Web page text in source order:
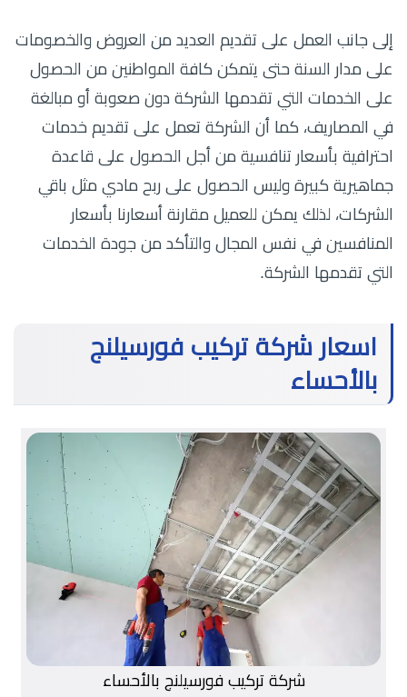
إلى جانب العمل على تقديم العديد من العروض والخصومات
على مدار السنة حتى يتمكن كافة المواطنين من الحصول
على الخدمات التي تقدمها الشركة دون صعوبة أو مبالغة
في المصاريف، كما أن الشركة تعمل على تقديم خدمات
احترافية بأسعار تنافسية من أجل الحصول على قاعدة
جماهيرية كبيرة وليس الحصول على ربح مادي مثل باقي
الشركات، لذلك يمكن للعميل مقارنة أسعارنا بأسعار
المنافسين في نفس المجال والتأكد من جودة الخدمات
التي تقدمها الشركة.
اسعار شركة تركيب فورسيلنج
بالأحساء
شركة تركيب فورسيلنج بالأحساء